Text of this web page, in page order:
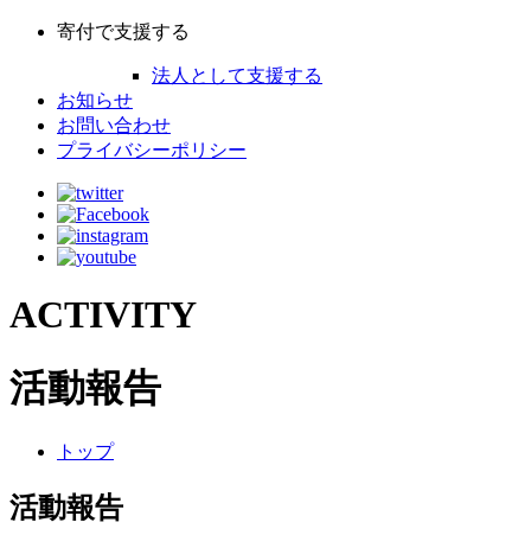
寄付で支援する
法人として支援する
お知らせ
お問い合わせ
プライバシーポリシー
ACTIVITY
活動報告
トップ
活動報告